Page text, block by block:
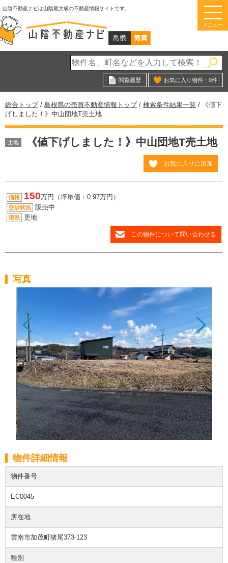
このページの本文へ
山陰不動産ナビは山陰最大級の不動産情報サイトです。
メニュー
閲覧履歴 お気に入り物件： 0件
現
在
の
置：
総合トップ/ 島根県の売買不動産情報トップ/ 検索条件結果一覧 /
《値下
げしました！》中山団地T売土地
土地 《値下げしました！》中山団地T売土地
お気に入りに追加
価格 150万円（坪単価：0.97万円）
交渉状況 販売中
現況 更地
この物件について問い合わせる
写真
物件詳細情報
物件番号
EC0045
所在地
雲南市加茂町猪尾373-123
種別